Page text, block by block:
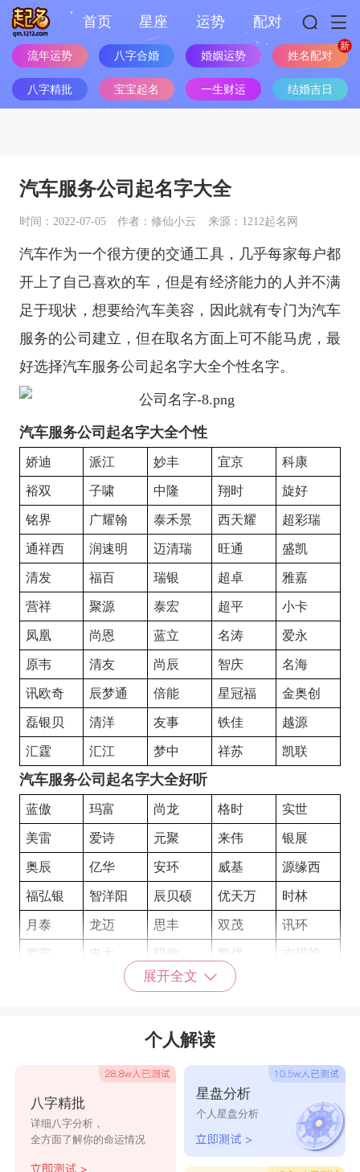
首页 星座 运势 配对
流年运势 八字合婚 婚姻运势 姓名配对
八字精批 宝宝起名 一生财运 结婚吉日
汽车服务公司起名字大全
时间：2022-07-05 作者：修仙小云 来源：1212起名网
汽车作为一个很方便的交通工具，几乎每家每户都
开上了自己喜欢的车，但是有经济能力的人并不满
足于现状，想要给汽车美容，因此就有专门为汽车
服务的公司建立，但在取名方面上可不能马虎，最
好选择汽车服务公司起名字大全个性名字。
汽车服务公司起名字大全个性
娇迪 派江 妙丰 宜京 科康
裕双 子啸 中隆 翔时 旋好
铭界 广耀翰 泰禾景 西天耀 超彩瑞
通祥西 润速明 迈清瑞 旺通 盛凯
清发 福百 瑞银 超卓 雅嘉
营祥 聚源 泰宏 超平 小卡
凤凰 尚恩 蓝立 名涛 爱永
原韦 清友 尚辰 智庆 名海
讯欧奇 辰梦通 倍能 星冠福 金奥创
磊银贝 清洋 友事 铁佳 越源
汇霆 汇江 梦中 祥苏 凯联
汽车服务公司起名字大全好听
蓝傲 玛富 尚龙 格时 实世
美雷 爱诗 元聚 来伟 银展
奥辰 亿华 安环 威基 源缘西
福弘银 智洋阳 辰贝硕 优天万 时林
月泰 龙迈 思丰 双茂 讯环
罗安 电大 码傲 凯优 吉玛旭
弘泰禾 达维冠 凯旭
良环
湖铁 艾汇 拓友 诺至
西创缘 亿曼腾
晖安 本东 鼎久
展开全文
个人解读
八字精批
详细八字分析，
全方面了解你的命运情况
星盘分析
个人星盘分析